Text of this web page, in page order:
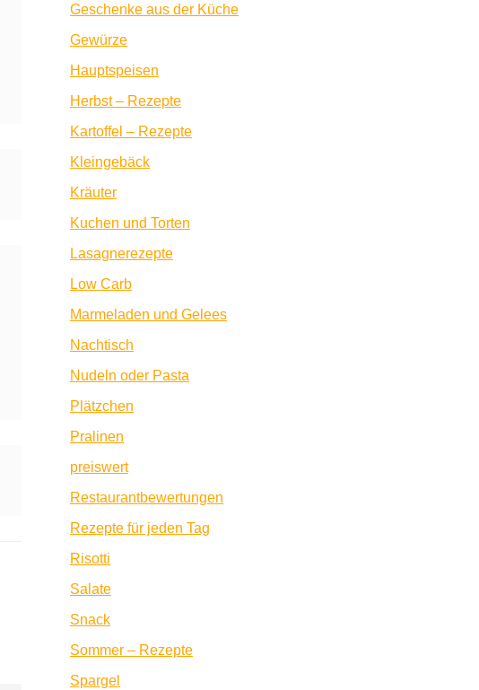
Geschenke aus der Küche
Gewürze
Hauptspeisen
Herbst – Rezepte
Kartoffel – Rezepte
Kleingebäck
Kräuter
Kuchen und Torten
Lasagnerezepte
Low Carb
Marmeladen und Gelees
Nachtisch
Nudeln oder Pasta
Plätzchen
Pralinen
preiswert
Restaurantbewertungen
Rezepte für jeden Tag
Risotti
Salate
Snack
Sommer – Rezepte
Spargel